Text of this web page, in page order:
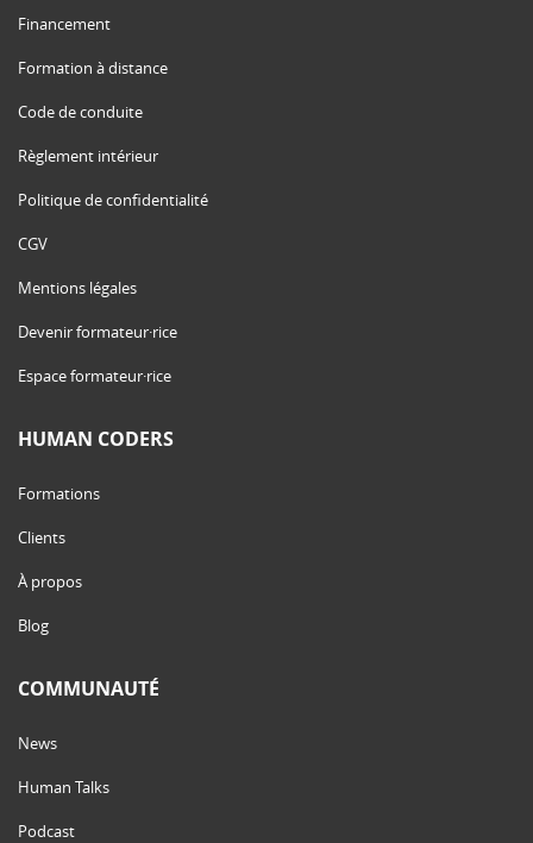
Financement
Formation à distance
Code de conduite
Règlement intérieur
Politique de confidentialité
CGV
Mentions légales
Devenir formateur·rice
Espace formateur·rice
HUMAN CODERS
Formations
Clients
À propos
Blog
COMMUNAUTÉ
News
Human Talks
Podcast